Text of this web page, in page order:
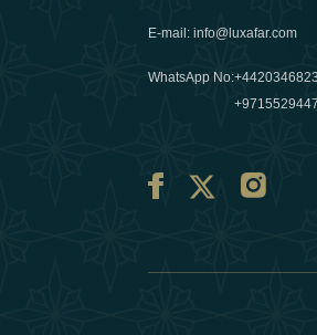
E-mail :info@luxafar.com
WhatsApp No: